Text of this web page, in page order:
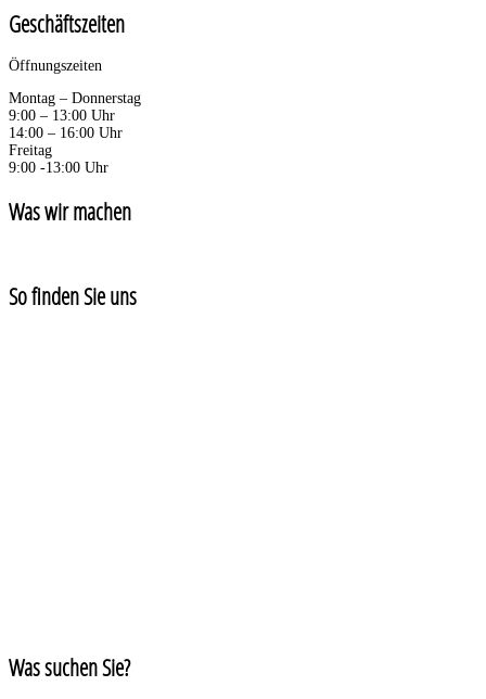
Geschäftszeiten
Öffnungszeiten
Montag – Donnerstag
9:00 – 13:00 Uhr
14:00 – 16:00 Uhr
Freitag
9:00 -13:00 Uhr
Was wir machen
So finden Sie uns
Was suchen Sie?